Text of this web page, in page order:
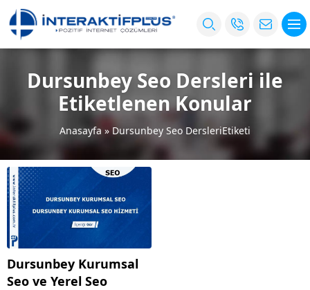
Dursunbey Seo Dersleri ile
Etiketlenen Konular
Anasayfa »Dursunbey Seo DersleriEtiketi
Dursunbey Kurumsal
Seo ve Yerel Seo